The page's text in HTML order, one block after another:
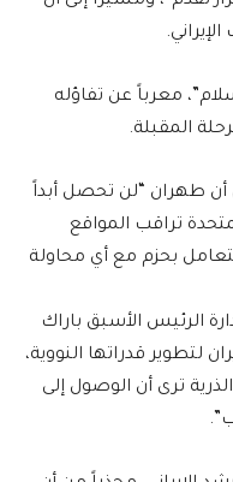
معرباً عن تفاؤله
المقبلة.
أن طهران “لن تحصل أبداً
تراقب المواقع
بحزم مع أي محاولة
الرئيس الأسبق باراك
لتطوير قدراتها النووية،
ترى أن الوصول إلى